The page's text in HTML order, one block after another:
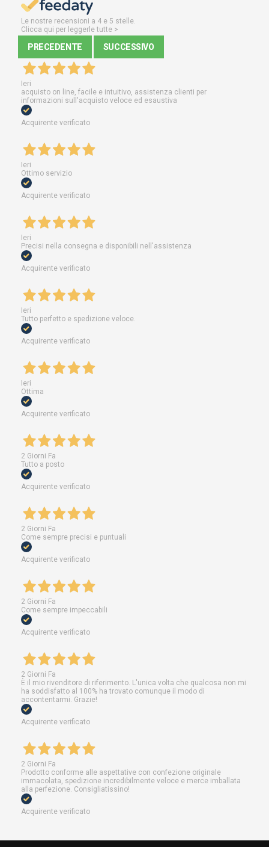
Le nostre recensioni a 4 e 5 stelle.
Clicca qui per leggerle tutte >
PRECEDENTE SUCCESSIVO
Ieri
acquisto on line, facile e intuitivo, assistenza clienti per
informazioni sull'acquisto veloce ed esaustiva
Acquirente verificato
Ieri
Ottimo servizio
Acquirente verificato
Ieri
Precisi nella consegna e disponibili nell'assistenza
Acquirente verificato
Ieri
Tutto perfetto e spedizione veloce.
Acquirente verificato
Ieri
Ottima
Acquirente verificato
2 Giorni Fa
Tutto a posto
Acquirente verificato
2 Giorni Fa
Come sempre precisi e puntuali
Acquirente verificato
2 Giorni Fa
Come sempre impeccabili
Acquirente verificato
2 Giorni Fa
È il mio rivenditore di riferimento. L'unica volta che qualcosa non mi
ha soddisfatto al 100% ha trovato comunque il modo di
accontentarmi. Grazie!
Acquirente verificato
2 Giorni Fa
Prodotto conforme alle aspettative con confezione originale
immacolata, spedizione incredibilmente veloce e merce imballata
alla perfezione. Consigliatissino!
Acquirente verificato